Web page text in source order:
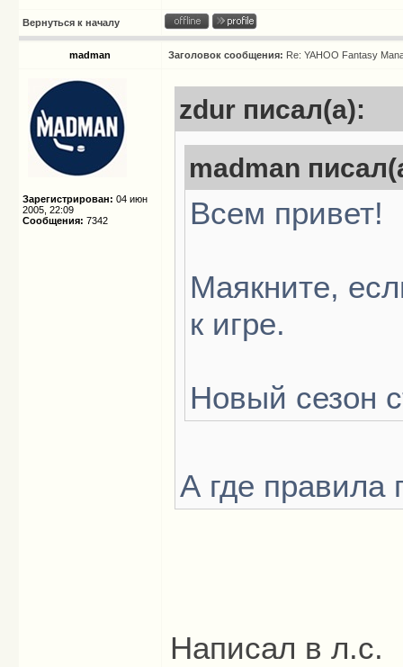
Вернуться к началу
madman Заголовок сообщения: Re: YAHOO Fantasy
Зарегистрирован: 04 июн
2005, 22:09
Сообщения: 7342
zdur писал(а):
madman
Всем привет!
Маякните,
к игре.
Новый сезон
А где правила
Написал в л.с.